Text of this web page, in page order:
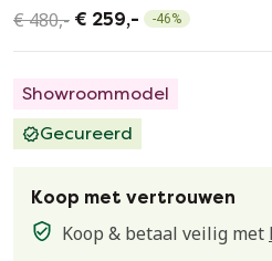
€ 480,- € 259,- -46%
Showroommodel
Gecureerd
Koop met vertrouwen
Koop & betaal veilig met